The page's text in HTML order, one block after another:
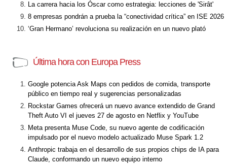
La carrera hacia los Óscar como estrategia: lecciones de 'Sirât'
8 empresas pondrán a prueba la “conectividad crítica” en ISE 2026
‘Gran Hermano’ revoluciona su realización en un nuevo plató
Última hora con Europa Press
Google potencia Ask Maps con pedidos de comida, transporte
público en tiempo real y sugerencias personalizadas
Rockstar Games ofrecerá un nuevo avance extendido de Grand
Theft Auto VI el jueves 27 de agosto en Netflix y YouTube
Meta presenta Muse Code, su nuevo agente de codificación
impulsado por el nuevo modelo actualizado Muse Spark 1.2
Anthropic trabaja en el desarrollo de sus propios chips de IA para
Claude, conformando un nuevo equipo interno